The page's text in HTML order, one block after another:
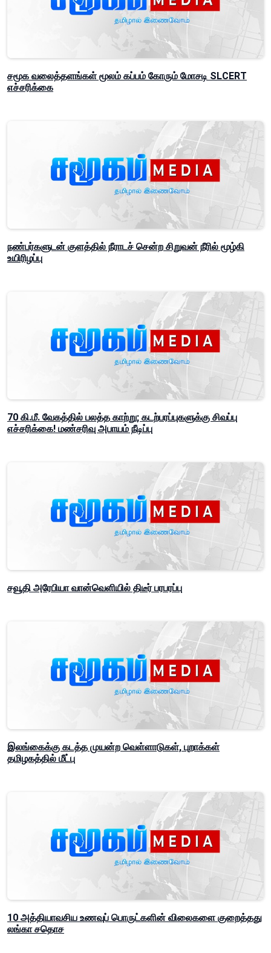
சமூக வலைத்தளங்கள் மூலம் கப்பம் கோரும் மோசடி SLCERT
எச்சரிக்கை
நண்பர்களுடன் குளத்தில் நீராடச் சென்ற சிறுவன் நீரில் மூழ்கி
உயிரிழப்பு
70 கி.மீ. வேகத்தில் பலத்த காற்று; கடற்பரப்புகளுக்கு சிவப்பு
எச்சரிக்கை! மண்சரிவு அபாயம் நீடிப்பு
சவூதி அரேபியா வான்வெளியில் திடீர் பரபரப்பு
இலங்கைக்கு கடத்த முயன்ற வெள்ளாடுகள், புறாக்கள்
தமிழகத்தில் மீட்பு
10 அத்தியாவசிய உணவுப் பொருட்களின் விலைகளை குறைத்தது
லங்கா சதொச